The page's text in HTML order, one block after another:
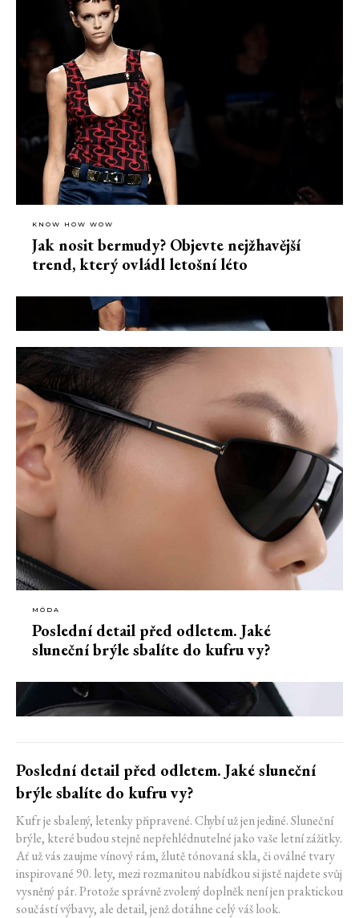
KNOW HOW WOW
Jak nosit bermudy? Objevte nejžhavější
trend, který ovládl letošní léto
MÓDA
Poslední detail před odletem. Jaké
sluneční brýle sbalíte do kufru vy?
Poslední detail před odletem. Jaké sluneční
brýle sbalíte do kufru vy?
Kufr je sbalený, letenky připravené. Chybí už jen jediné. Sluneční
brýle, které budou stejně nepřehlédnutelné jako vaše letní zážitky.
Ať už vás zaujme vínový rám, žlutě tónovaná skla, či oválné tvary
inspirované 90. lety, mezi rozmanitou nabídkou si jistě najdete svůj
vysněný pár. Protože správně zvolený doplněk není jen praktickou
součástí výbavy, ale detail, jenž dotáhne celý váš look.